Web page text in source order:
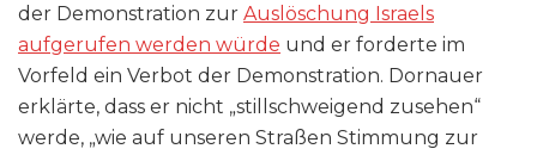
der Demonstration zur Auslöschung Israels
aufgerufen werden würde und er forderte im
Vorfeld ein Verbot der Demonstration. Dornauer
erklärte, dass er nicht „stillschweigend zusehen“
werde, „wie auf unseren Straßen Stimmung zur